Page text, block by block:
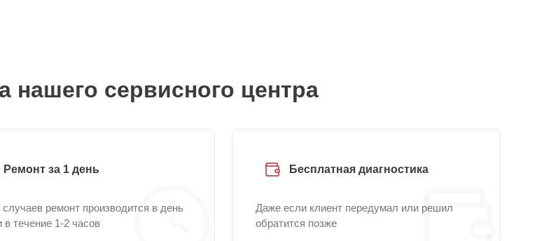
нашего сервисного центра
Ремонт за 1 день
ремонт производится в день
в течение 1-2 часов
Бесплатная диагностика
Даже если клиент передумал или решил
обратится позже